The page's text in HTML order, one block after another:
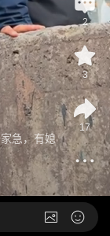
急，有媳
2
3
17